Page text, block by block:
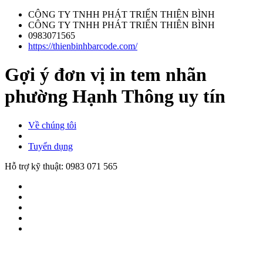
CÔNG TY TNHH PHÁT TRIỂN THIÊN BÌNH
CÔNG TY TNHH PHÁT TRIỂN THIÊN BÌNH
0983071565
https://thienbinhbarcode.com/
Gợi ý đơn vị in tem nhãn
phường Hạnh Thông uy tín
Về chúng tôi
Tuyển dụng
Hỗ trợ kỹ thuật: 0983 071 565